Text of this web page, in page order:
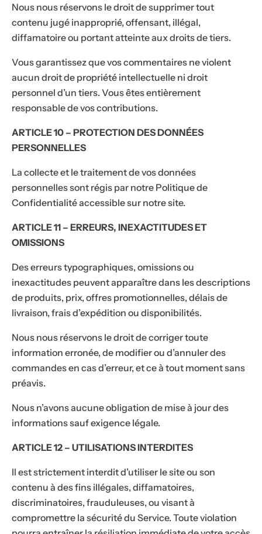
Nous nous réservons le droit de supprimer tout
contenu jugé inapproprié, offensant, illégal,
diffamatoire ou portant atteinte aux droits de tiers.
Vous garantissez que vos commentaires ne violent
aucun droit de propriété intellectuelle ni droit
personnel d’un tiers. Vous êtes entièrement
responsable de vos contributions.
ARTICLE 10 – PROTECTION DES DONNÉES
PERSONNELLES
La collecte et le traitement de vos données
personnelles sont régis par notre Politique de
Confidentialité accessible sur notre site.
ARTICLE 11 – ERREURS, INEXACTITUDES ET
OMISSIONS
Des erreurs typographiques, omissions ou
inexactitudes peuvent apparaître dans les descriptions
de produits, prix, offres promotionnelles, délais de
livraison, frais d’expédition ou disponibilités.
Nous nous réservons le droit de corriger toute
information erronée, de modifier ou d’annuler des
commandes en cas d’erreur, et ce à tout moment sans
préavis.
Nous n’avons aucune obligation de mise à jour des
informations sauf exigence légale.
ARTICLE 12 – UTILISATIONS INTERDITES
Il est strictement interdit d’utiliser le site ou son
contenu à des fins illégales, diffamatoires,
discriminatoires, frauduleuses, ou visant à
compromettre la sécurité du Service. Toute violation
sans
votre
cadeau
! 🎁
50€,